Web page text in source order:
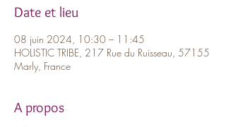
Date et lieu
08 juin 2024, 10:30 – 11:45
HOLISTIC TRIBE, 217 Rue du Ruisseau, 57155
Marly, France
A propos